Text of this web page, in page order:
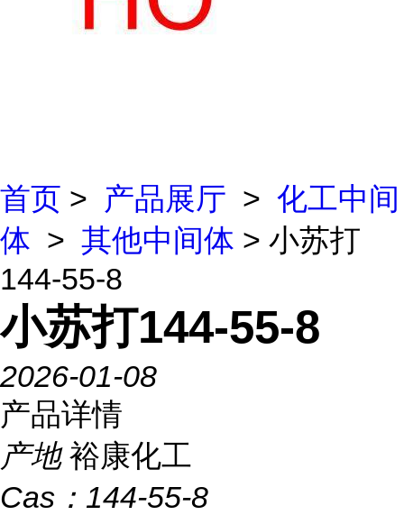
首页 > 产品展厅 > 化工中间
体 > 其他中间体 > 小苏打
144-55-8
小苏打144-55-8
2026-01-08
产品详情
产地 裕康化工
Cas： 144-55-8